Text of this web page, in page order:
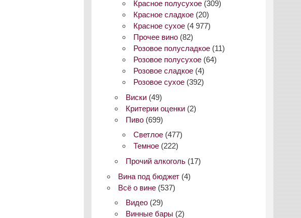
Красное полусухое (309)
Красное сладкое (20)
Красное сухое (4 977)
Прочее вино (82)
Розовое полусладкое (11)
Розовое полусухое (64)
Розовое сладкое (4)
Розовое сухое (392)
Виски (49)
Критерии оценки (2)
Пиво (699)
Светлое (477)
Темное (222)
Прочий алкоголь (17)
Вина под бюджет (4)
Всё о вине (537)
Видео (29)
Винные бары (2)